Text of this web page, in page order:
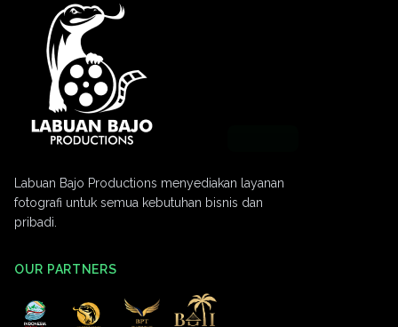
Labuan Bajo Productions menyediakan layanan
fotografi untuk semua kebutuhan bisnis dan
pribadi.
OUR PARTNERS